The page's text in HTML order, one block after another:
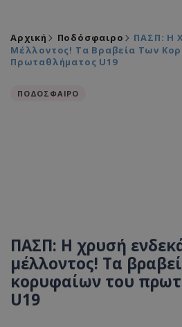
Αρχική Ποδόσφαιρο
ΠΑΣΠ: Η
Μέλλοντος! Τα Βραβεία Των
Πρωταθλήματος U19
ΠΟΔΟΣΦΑΙΡΟ
ΠΑΣΠ: Η χρυσή
μέλλοντος! Τα
κορυφαίων του
U19